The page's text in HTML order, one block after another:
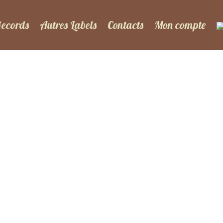
Autres Labels Contacts Mon compte